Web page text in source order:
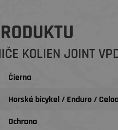
KOLIEN JOINT
Čierna
Horské bicykel / Enduro /
Ochrana